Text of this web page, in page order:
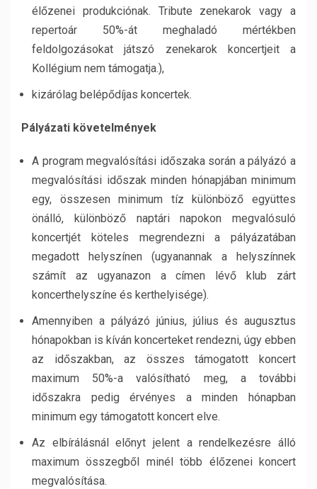
élőzenei produkciónak. Tribute zenekarok vagy a
repertoár 50%-át meghaladó mértékben
feldolgozásokat játszó zenekarok koncertjeit a
Kollégium nem támogatja.),
kizárólag belépődíjas koncertek.
Pályázati követelmények
A program megvalósítási időszaka során a pályázó a
megvalósítási időszak minden hónapjában minimum
egy, összesen minimum tíz különböző együttes
önálló, különböző naptári napokon megvalósuló
koncertjét köteles megrendezni a pályázatában
megadott helyszínen (ugyanannak a helyszínnek
számít az ugyanazon a címen lévő klub zárt
koncerthelyszíne és kerthelyisége).
Amennyiben a pályázó június, július és augusztus
hónapokban is kíván koncerteket rendezni, úgy ebben
az időszakban, az összes támogatott koncert
maximum 50%-a valósítható meg, a további
időszakra pedig érvényes a minden hónapban
minimum egy támogatott koncert elve.
Az elbírálásnál előnyt jelent a rendelkezésre álló
maximum összegből minél több élőzenei koncert
megvalósítása.